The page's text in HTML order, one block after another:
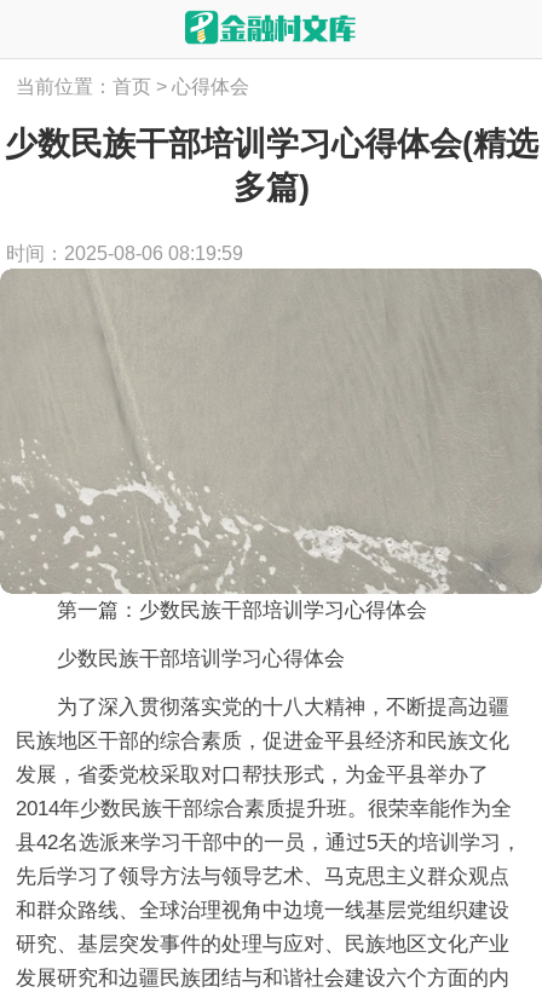
当前位置：首页 > 心得体会
少数民族干部培训学习心得体会(精选
多篇)
时间：2025-08-06 08:19:59
第一篇：少数民族干部培训学习心得体会
少数民族干部培训学习心得体会
为了深入贯彻落实党的十八大精神，不断提高边疆
民族地区干部的综合素质，促进金平县经济和民族文化
发展，省委党校采取对口帮扶形式，为金平县举办了
2014年少数民族干部综合素质提升班。很荣幸能作为全
县42名选派来学习干部中的一员，通过5天的培训学习，
先后学习了领导方法与领导艺术、马克思主义群众观点
和群众路线、全球治理视角中边境一线基层党组织建设
研究、基层突发事件的处理与应对、民族地区文化产业
发展研究和边疆民族团结与和谐社会建设六个方面的内